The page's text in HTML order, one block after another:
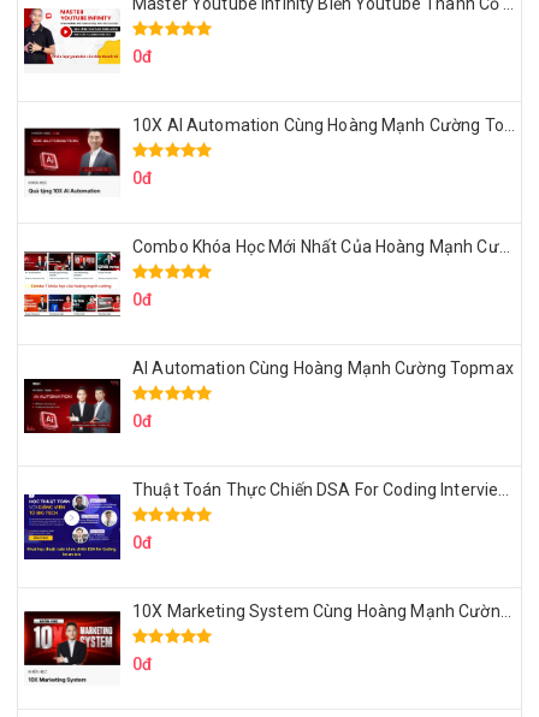
0đ
0đ
Combo Khóa Học Mới Nhất Của Hoàng Mạnh Cường
0đ
AI Automation Cùng Hoàng Mạnh Cường Topmax
0đ
0đ
0đ